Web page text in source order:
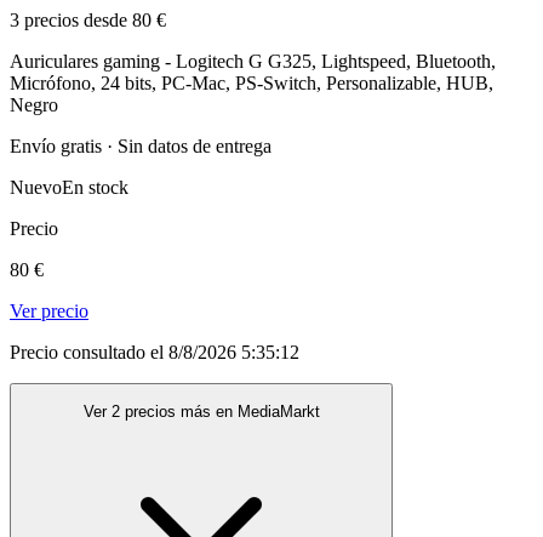
3 precios desde 80 €
Auriculares gaming - Logitech G G325, Lightspeed, Bluetooth,
Micrófono, 24 bits, PC-Mac, PS-Switch, Personalizable, HUB,
Negro
Envío gratis · Sin datos de entrega
NuevoEn stock
Precio
80 €
Ver precio
Precio consultado el 8/8/2026 5:35:12
Ver 2 precios más en MediaMarkt